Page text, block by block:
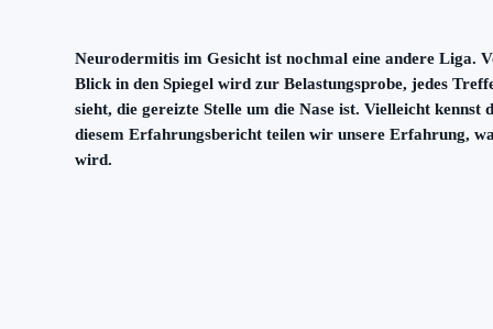
Neurodermitis im Gesicht ist nochmal eine andere Liga.
Blick in den Spiegel wird zur Belastungsprobe, jedes
sieht, die gereizte Stelle um die Nase ist. Vielleicht
diesem Erfahrungsbericht teilen wir unsere Erfahrung,
wird.